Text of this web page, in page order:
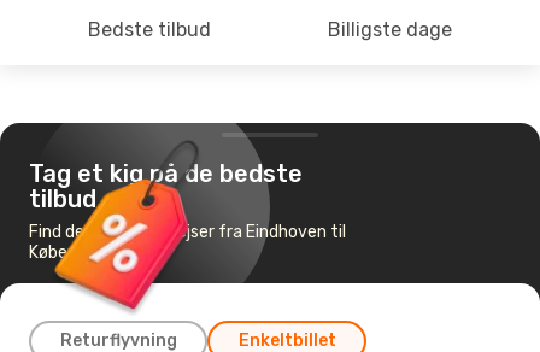
Bedste tilbud Billigste dage
Tag et kig på de bedste
tilbud
Find de billigste flyrejser fra Eindhoven til
København
Returflyvning Enkeltbillet